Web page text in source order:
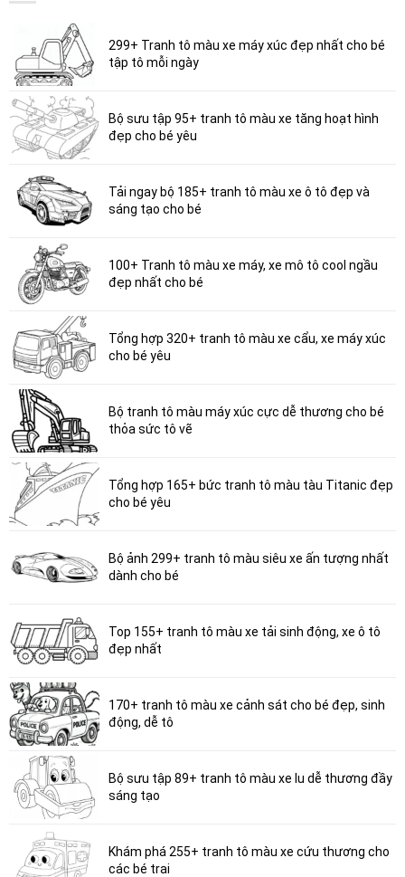
299+ Tranh tô màu xe máy xúc đẹp nhất cho bé
tập tô mỗi ngày
Bộ sưu tập 95+ tranh tô màu xe tăng hoạt hình
đẹp cho bé yêu
Tải ngay bộ 185+ tranh tô màu xe ô tô đẹp và
sáng tạo cho bé
100+ Tranh tô màu xe máy, xe mô tô cool ngầu
đẹp nhất cho bé
Tổng hợp 320+ tranh tô màu xe cẩu, xe máy xúc
cho bé yêu
Bộ tranh tô màu máy xúc cực dễ thương cho bé
thỏa sức tô vẽ
Tổng hợp 165+ bức tranh tô màu tàu Titanic đẹp
cho bé yêu
Bộ ảnh 299+ tranh tô màu siêu xe ấn tượng nhất
dành cho bé
Top 155+ tranh tô màu xe tải sinh động, xe ô tô
đẹp nhất
170+ tranh tô màu xe cảnh sát cho bé đẹp, sinh
động, dễ tô
Bộ sưu tập 89+ tranh tô màu xe lu dễ thương đầy
sáng tạo
Khám phá 255+ tranh tô màu xe cứu thương cho
các bé trai